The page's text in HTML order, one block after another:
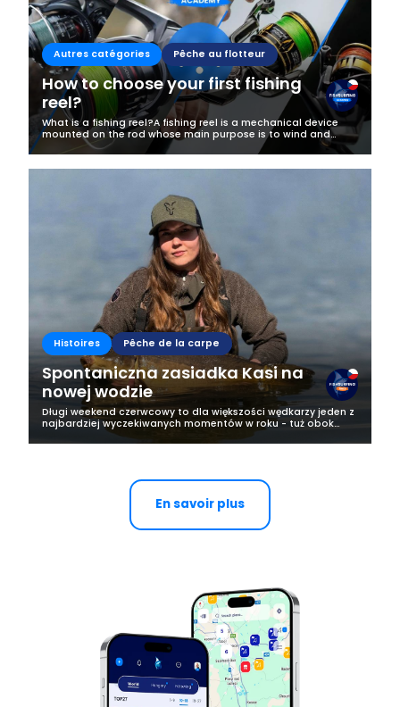
Autres catégories Pêche au flotteur
How to choose your first fishing
reel?
What is a fishing reel?A fishing reel is a mechanical device
mounted on the rod whose main purpose is to wind and
release the line. It allows you to cast, and then to play and
land a fish. In...
Histoires Pêche de la carpe
Spontaniczna zasiadka Kasi na
nowej wodzie
Długi weekend czerwcowy to dla większości wędkarzy jeden z
najbardziej wyczekiwanych momentów w roku - tuż obok
majówki. Każdy fan wędkarstwa marzy wtedy o tym, żeby
wyrwać się nad upragnioną...
En savoir plus